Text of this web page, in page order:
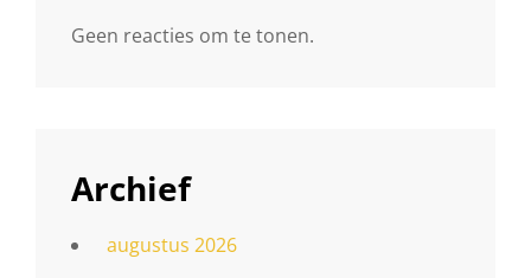
Geen reacties om te tonen.
Archief
augustus 2026